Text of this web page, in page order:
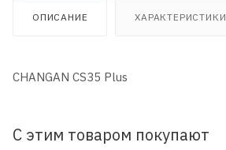
ОПИСАНИЕ ХАРАКТЕРИСТИКИ
CHANGAN CS35 Plus
С этим товаром покупают